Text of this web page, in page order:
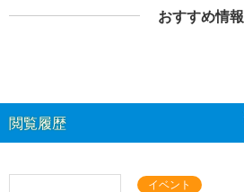
おすすめ情報
閲覧履歴